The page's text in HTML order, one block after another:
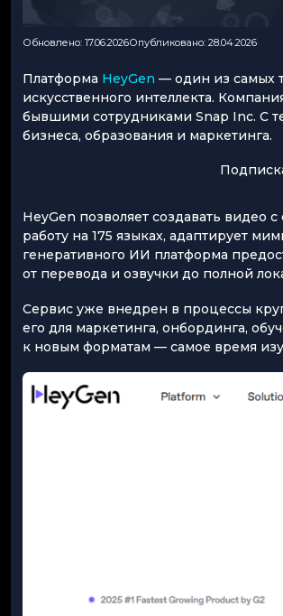
Обновлено: 17.06.2026Опубликовано: 28.04.2026
Платформа HeyGen — один из самых
искусственного интеллекта.
бывшими сотрудниками Snap Inc. С
бизнеса, образования и маркетинга.
HeyGen позволяет создавать
работу на 175 языках, адаптирует
генеративного ИИ платформа
от перевода и озвучки до полной
Сервис уже внедрен в процессы
его для маркетинга, онбординга,
к новым форматам — самое время